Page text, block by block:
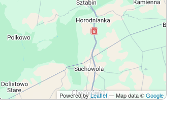
Powered byLeaflet— Map data ©Google